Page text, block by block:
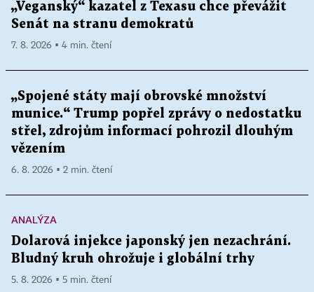
„Veganský“ kazatel z Texasu chce převážit
Senát na stranu demokratů
7. 8. 2026 ▪ 4 min. čtení
„Spojené státy mají obrovské množství
munice.“ Trump popřel zprávy o nedostatku
střel, zdrojům informací pohrozil dlouhým
vězením
6. 8. 2026 ▪ 2 min. čtení
ANALÝZA
Dolarová injekce japonský jen nezachrání.
Bludný kruh ohrožuje i globální trhy
5. 8. 2026 ▪ 5 min. čtení